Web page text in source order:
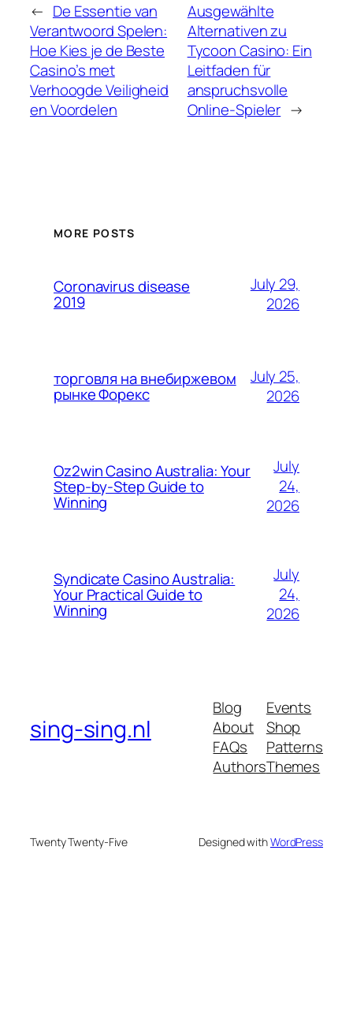
← De Essentie van
Verantwoord Spelen:
Hoe Kies je de Beste
Casino’s met
Verhoogde Veiligheid
en Voordelen
Ausgewählte
Alternativen zu
Tycoon Casino: Ein
Leitfaden für
anspruchsvolle
Online-Spieler →
MORE POSTS
Coronavirus disease
2019
July 29,
2026
торговля на внебиржевом
рынке Форекс
July 25,
2026
Oz2win Casino Australia: Your
Step-by-Step Guide to
Winning
July
24,
2026
Syndicate Casino Australia:
Your Practical Guide to
Winning
July
24,
2026
sing-sing.nl
Blog
About
FAQs
Authors
Events
Shop
Patterns
Themes
Twenty Twenty-Five Designed withWordPress